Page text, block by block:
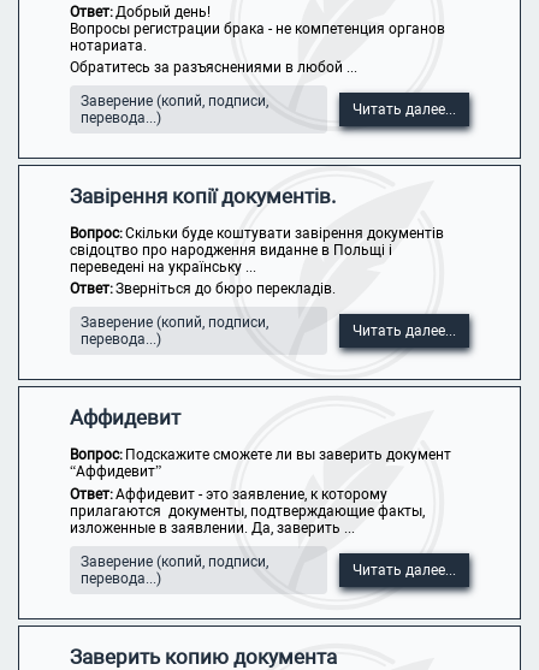
Ответ:Добрый день!
Вопросы регистрации брака - не компетенция органов
нотариата.
Обратитесь за разъяснениями в любой ...
Заверение (копий, подписи,
перевода...)
Читать далее...
Завірення копії документів.
Вопрос:Скільки буде коштувати завірення документів
свідоцтво про народження виданне в Польщі і
переведені на українську ...
Ответ:Зверніться до бюро перекладів.
Заверение (копий, подписи,
перевода...)
Читать далее...
Аффидевит
Вопрос: Подскажите сможете ли вы заверить документ
“Аффидевит”
Ответ:Аффидевит - это заявление, к которому
прилагаются документы, подтверждающие факты,
изложенные в заявлении. Да, заверить ...
Заверение (копий, подписи,
перевода...)
Читать далее...
Заверить копию документа